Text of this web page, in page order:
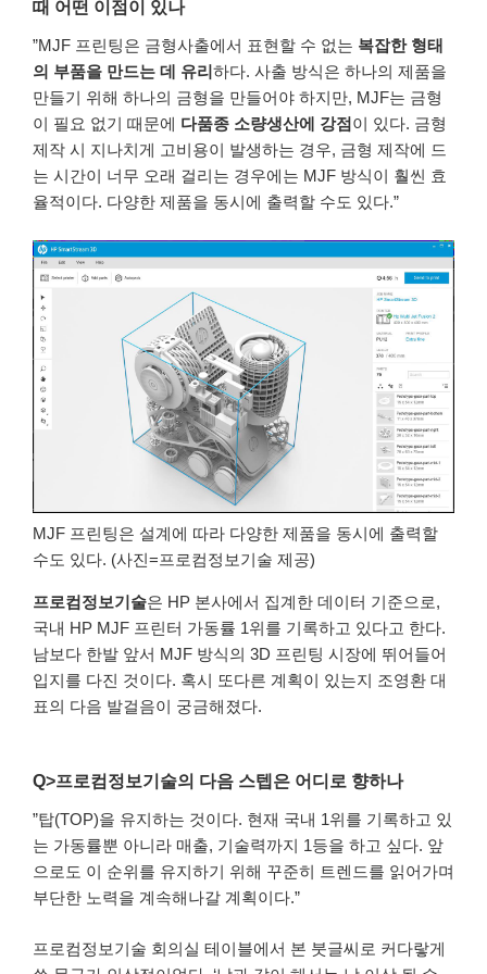
때 어떤 이점이 있나
”MJF 프린팅은 금형사출에서 표현할 수 없는 복잡한 형태
의 부품을 만드는 데 유리하다. 사출 방식은 하나의 제품을
만들기 위해 하나의 금형을 만들어야 하지만, MJF는 금형
이 필요 없기 때문에 다품종 소량생산에 강점이 있다. 금형
제작 시 지나치게 고비용이 발생하는 경우, 금형 제작에 드
는 시간이 너무 오래 걸리는 경우에는 MJF 방식이 훨씬 효
율적이다. 다양한 제품을 동시에 출력할 수도 있다.”
MJF 프린팅은 설계에 따라 다양한 제품을 동시에 출력할
수도 있다. (사진=프로컴정보기술 제공)
프로컴정보기술은 HP 본사에서 집계한 데이터 기준으로,
국내 HP MJF 프린터 가동률 1위를 기록하고 있다고 한다.
남보다 한발 앞서 MJF 방식의 3D 프린팅 시장에 뛰어들어
입지를 다진 것이다. 혹시 또다른 계획이 있는지 조영환 대
표의 다음 발걸음이 궁금해졌다.
Q>프로컴정보기술의 다음 스텝은 어디로 향하나
”탑(TOP)을 유지하는 것이다. 현재 국내 1위를 기록하고 있
는 가동률뿐 아니라 매출, 기술력까지 1등을 하고 싶다. 앞
으로도 이 순위를 유지하기 위해 꾸준히 트렌드를 읽어가며
부단한 노력을 계속해나갈 계획이다.”
프로컴정보기술 회의실 테이블에서 본 붓글씨로 커다랗게